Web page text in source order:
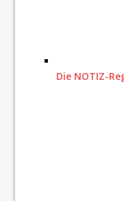
Die NOTIZ-